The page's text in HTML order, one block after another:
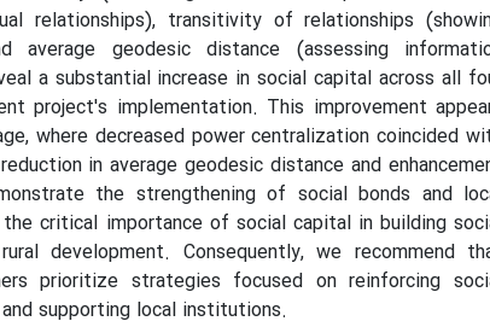
relationships), transitivity of relationships
average geodesic distance (assessing
a substantial increase in social capital across all
project's implementation. This improvement
where decreased power centralization coincided
in average geodesic distance and
the strengthening of social bonds and
critical importance of social capital in building
development. Consequently, we recommend
prioritize strategies focused on reinforcing
supporting local institutions.